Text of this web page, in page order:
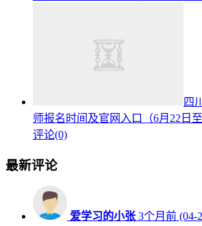
四
师报名时间及官网入口（6月22日至
评论(0)
最新评论
爱学习的小张 3个月前 (04-